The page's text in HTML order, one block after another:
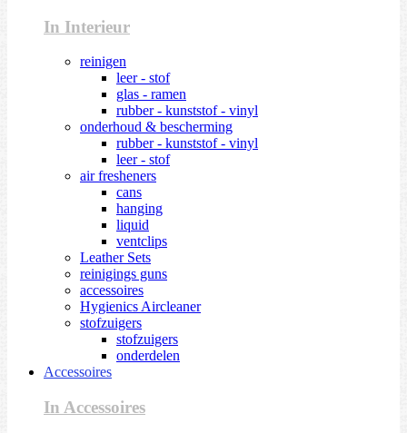
In Interieur
reinigen
leer - stof
glas - ramen
rubber - kunststof - vinyl
onderhoud & bescherming
rubber - kunststof - vinyl
leer - stof
air fresheners
cans
hanging
liquid
ventclips
Leather Sets
reinigings guns
accessoires
Hygienics Aircleaner
stofzuigers
stofzuigers
onderdelen
Accessoires
In Accessoires